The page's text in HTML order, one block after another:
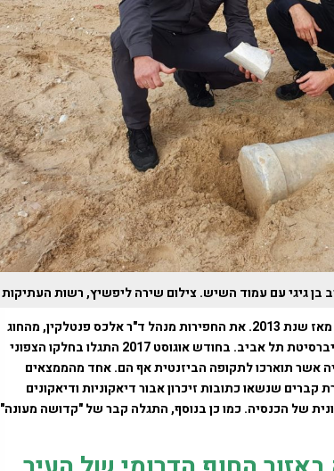
בן גיגי עם עמוד השיש. צילום שירה ליפשיץ, רשות העתיקות
בעיר אשדוד מתקיימות חפירות ארכאולוגיות מאז שנת 2013. את החפירות מנהל ד"ר אלכס פנטלקין, מהחוג
לארכאולוגיה ותרבויות המזרח הקדום של אוניברסיטת תל אביב. בחודש אוגוסט 2017 התגלו בחלקו הצפוני
אשר תוארכו לתקופה הביזנטית אף הם. אחד מהממצאים
שנשאו כתובות זיכרון אבור דיאקוניות ודיאקונים
של הכנסיה. כמו כן בנוסף, התגלה קבר של "קדושה מעונה"